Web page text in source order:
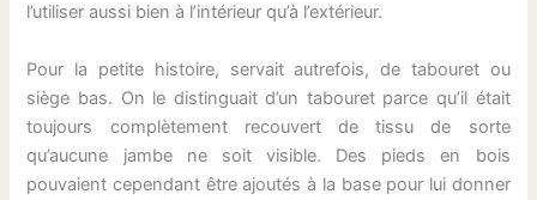
l’utiliser aussi bien à l’intérieur qu’à l’extérieur.
Pour la petite histoire, servait autrefois, de tabouret ou
siège bas. On le distinguait d’un tabouret parce qu’il était
toujours complètement recouvert de tissu de sorte
qu’aucune jambe ne soit visible. Des pieds en bois
pouvaient cependant être ajoutés à la base pour lui donner